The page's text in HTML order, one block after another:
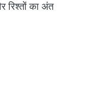
रिश्तों का अंत